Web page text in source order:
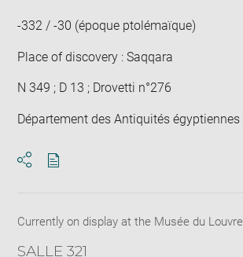
-332 / -30 (époque ptolémaïque)
Place of discovery : Saqqara
N 349 ; D 13 ; Drovetti n°276
Département des Antiquités égyptiennes
Currently on display at the Musée du Louvre
SALLE 321